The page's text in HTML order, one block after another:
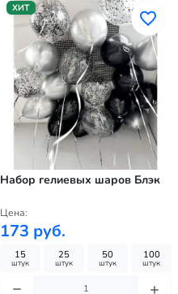
ХИТ
Набор гелиевых шаров Блэк
Цена:
173 руб.
15
штук
25
штук
50
штук
100
штук